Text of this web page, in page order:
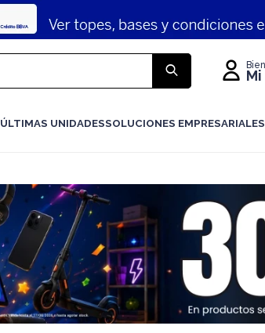
ÚLTIMAS UNIDADESSOLUCIONES EMPRESARIALES